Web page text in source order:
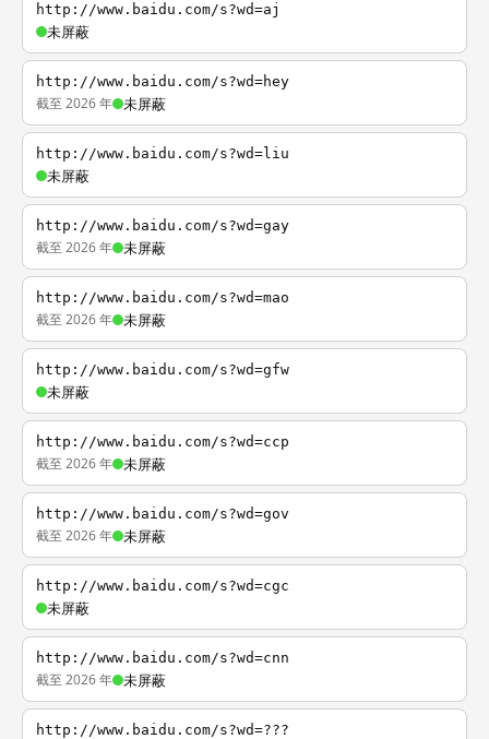
http://www.baidu.com/s?wd=aj
未屏蔽
http://www.baidu.com/s?wd=hey
截至 2026 年 未屏蔽
http://www.baidu.com/s?wd=liu
未屏蔽
http://www.baidu.com/s?wd=gay
截至 2026 年 未屏蔽
http://www.baidu.com/s?wd=mao
截至 2026 年 未屏蔽
http://www.baidu.com/s?wd=gfw
未屏蔽
http://www.baidu.com/s?wd=ccp
截至 2026 年 未屏蔽
http://www.baidu.com/s?wd=gov
截至 2026 年 未屏蔽
http://www.baidu.com/s?wd=cgc
未屏蔽
http://www.baidu.com/s?wd=cnn
截至 2026 年 未屏蔽
http://www.baidu.com/s?wd=???